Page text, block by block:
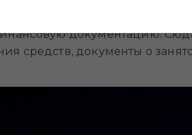
документацию.
средств, документы о